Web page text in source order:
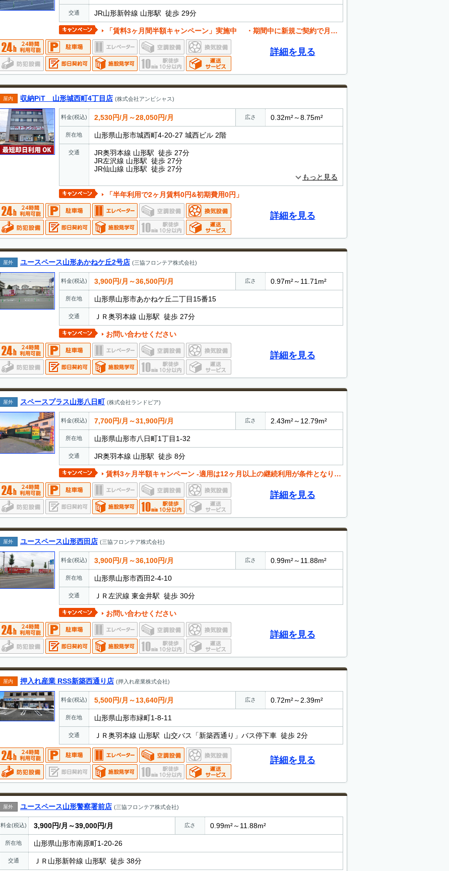
交通 JR山形新幹線 山形駅 徒歩 29分
「賃料3ヶ月間半額キャンペーン」実施中 ・期間中に新規ご契約で月額賃料が半額、初めてご利用の方も安心です
詳細を見る
屋内 収納PiT 山形城西町4丁目店 (株式会社アンビシャス)
料金(税込) 2,530円/月～28,050円/月 広さ 0.32m²～8.75m²
所在地 山形県山形市城西町4-20-27 城西ビル 2階
交通
JR奥羽本線 山形駅 徒歩 27分
JR左沢線 山形駅 徒歩 27分
JR仙山線 山形駅 徒歩 27分
もっと見る
「半年利用で2ヶ月賃料0円&初期費用0円」
詳細を見る
屋外 ユースペース山形あかねケ丘2号店 (三協フロンテア株式会社)
料金(税込) 3,900円/月～36,500円/月 広さ 0.97m²～11.71m²
所在地 山形県山形市あかねケ丘二丁目15番15
交通 ＪＲ奥羽本線 山形駅 徒歩 27分
お問い合わせください
詳細を見る
屋外 スペースプラス山形八日町 (株式会社ランドピア)
料金(税込) 7,700円/月～31,900円/月 広さ 2.43m²～12.79m²
所在地 山形県山形市八日町1丁目1-32
交通 JR奥羽本線 山形駅 徒歩 8分
賃料3ヶ月半額キャンペーン -適用は12ヶ月以上の継続利用が条件となります-
詳細を見る
屋外 ユースペース山形西田店 (三協フロンテア株式会社)
料金(税込) 3,900円/月～36,100円/月 広さ 0.99m²～11.88m²
所在地 山形県山形市西田2-4-10
交通 ＪＲ左沢線 東金井駅 徒歩 30分
お問い合わせください
詳細を見る
屋内 押入れ産業 RSS新築西通り店 (押入れ産業株式会社)
料金(税込) 5,500円/月～13,640円/月 広さ 0.72m²～2.39m²
所在地 山形県山形市緑町1-8-11
交通 ＪＲ奥羽本線 山形駅 山交バス「新築西通り」バス停下車 徒歩 2分
詳細を見る
屋外 ユースペース山形警察署前店 (三協フロンテア株式会社)
料金(税込) 3,900円/月～39,000円/月 広さ 0.99m²～11.88m²
所在地 山形県山形市南原町1-20-26
交通 ＪＲ山形新幹線 山形駅 徒歩 38分